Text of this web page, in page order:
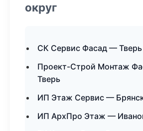
округ
СК Сервис Фасад — Тверь
Проект-Строй Монтаж
Тверь
ИП Этаж Сервис —
ИП АрхПро Этаж —